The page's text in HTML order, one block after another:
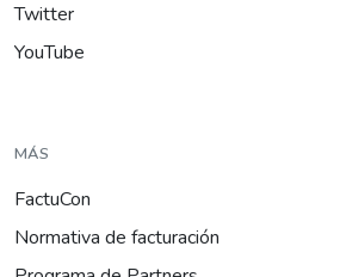
Twitter
YouTube
MÁS
FactuCon
Normativa de facturación